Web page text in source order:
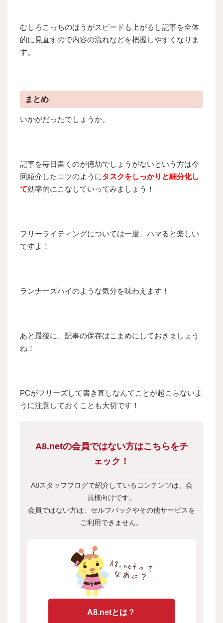
むしろこっちのほうがスピードも上がるし記事を全体
的に見直すので内容の流れなどを把握しやすくなりま
す。
まとめ
いかがだったでしょうか。
記事を毎日書くのが億劫でしょうがないという方は今
回紹介したコツのようにタスクをしっかりと細分化し
て効率的にこなしていってみましょう！
フリーライティングについては一度、ハマると楽しい
ですよ！
ランナーズハイのような気分を味わえます！
あと最後に、記事の保存はこまめにしておきましょう
ね！
PCがフリーズして書き直しなんてことが起こらないよ
うに注意しておくことも大切です！
A8.netの会員ではない方はこちらをチ
ェック！
A8スタッフブログで紹介しているコンテンツは、会
員様向けです。
会員ではない方は、セルフバックやその他サービスを
ご利用できません。
A8.netとは？